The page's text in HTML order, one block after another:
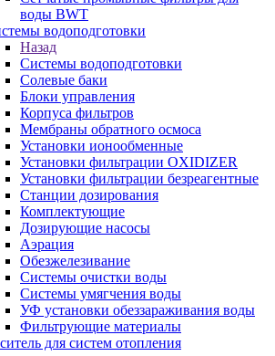
воды BWT
водоподготовки
Назад
Системы водоподготовки
Солевые баки
Блоки управления
Корпуса фильтров
Мембраны обратного осмоса
Установки ионообменные
Установки фильтрации OXIDIZER
Установки фильтрации безреагентные
Станции дозирования
Комплектующие
Дозирующие насосы
Аэрация
Обезжелезивание
Системы очистки воды
Системы умягчения воды
УФ установки обеззараживания воды
Фильтрующие материалы
для систем отопления